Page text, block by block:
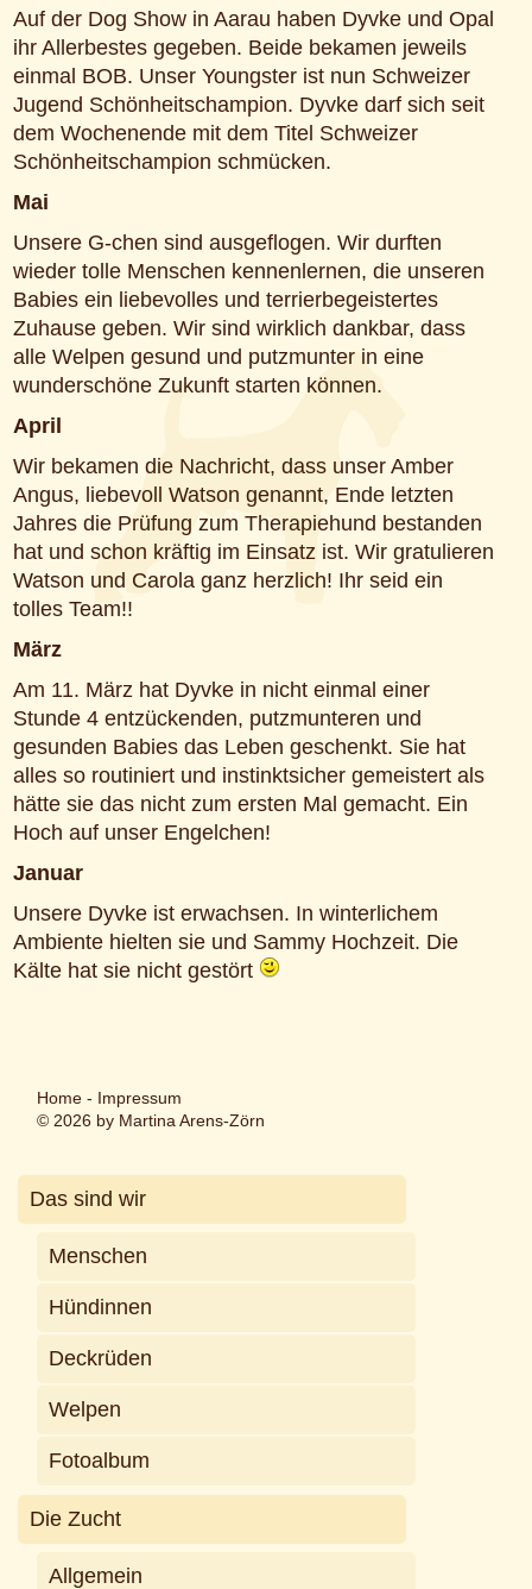
Auf der Dog Show in Aarau haben Dyvke und Opal
ihr Allerbestes gegeben. Beide bekamen jeweils
einmal BOB. Unser Youngster ist nun Schweizer
Jugend Schönheitschampion. Dyvke darf sich seit
dem Wochenende mit dem Titel Schweizer
Schönheitschampion schmücken.
Mai
Unsere G-chen sind ausgeflogen. Wir durften
wieder tolle Menschen kennenlernen, die unseren
Babies ein liebevolles und terrierbegeistertes
Zuhause geben. Wir sind wirklich dankbar, dass
alle Welpen gesund und putzmunter in eine
wunderschöne Zukunft starten können.
April
Wir bekamen die Nachricht, dass unser Amber
Angus, liebevoll Watson genannt, Ende letzten
Jahres die Prüfung zum Therapiehund bestanden
hat und schon kräftig im Einsatz ist. Wir gratulieren
Watson und Carola ganz herzlich! Ihr seid ein
tolles Team!!
März
Am 11. März hat Dyvke in nicht einmal einer
Stunde 4 entzückenden, putzmunteren und
gesunden Babies das Leben geschenkt. Sie hat
alles so routiniert und instinktsicher gemeistert als
hätte sie das nicht zum ersten Mal gemacht. Ein
Hoch auf unser Engelchen!
Januar
Unsere Dyvke ist erwachsen. In winterlichem
Ambiente hielten sie und Sammy Hochzeit. Die
Kälte hat sie nicht gestört
Home- Impressum
© 2026 by Martina Arens-Zörn
Das sind wir
Menschen
Hündinnen
Deckrüden
Welpen
Fotoalbum
Die Zucht
Allgemein